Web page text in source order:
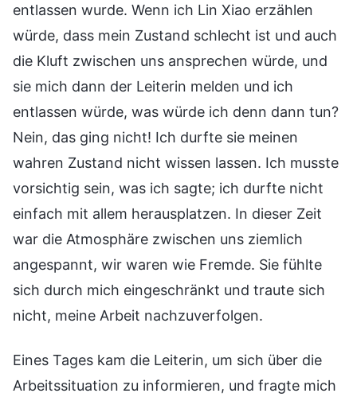
entlassen wurde. Wenn ich Lin Xiao erzählen
würde, dass mein Zustand schlecht ist und auch
die Kluft zwischen uns ansprechen würde, und
sie mich dann der Leiterin melden und ich
entlassen würde, was würde ich denn dann tun?
Nein, das ging nicht! Ich durfte sie meinen
wahren Zustand nicht wissen lassen. Ich musste
vorsichtig sein, was ich sagte; ich durfte nicht
einfach mit allem herausplatzen. In dieser Zeit
war die Atmosphäre zwischen uns ziemlich
angespannt, wir waren wie Fremde. Sie fühlte
sich durch mich eingeschränkt und traute sich
nicht, meine Arbeit nachzuverfolgen.
Eines Tages kam die Leiterin, um sich über die
Arbeitssituation zu informieren, und fragte mich